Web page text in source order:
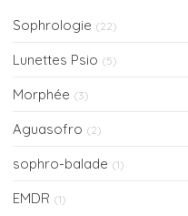
Sophrologie (22)
Lunettes Psio (5)
Morphée (3)
Aguasofro (2)
sophro-balade (1)
EMDR (1)